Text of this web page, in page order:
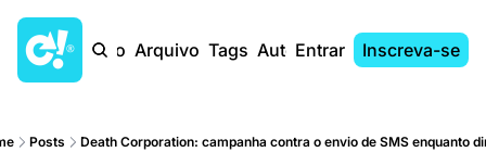
Início Arquivo Tags AutoresEntrar Inscreva-se
Posts Death Corporation: campanha contra o envio de SMS enquanto